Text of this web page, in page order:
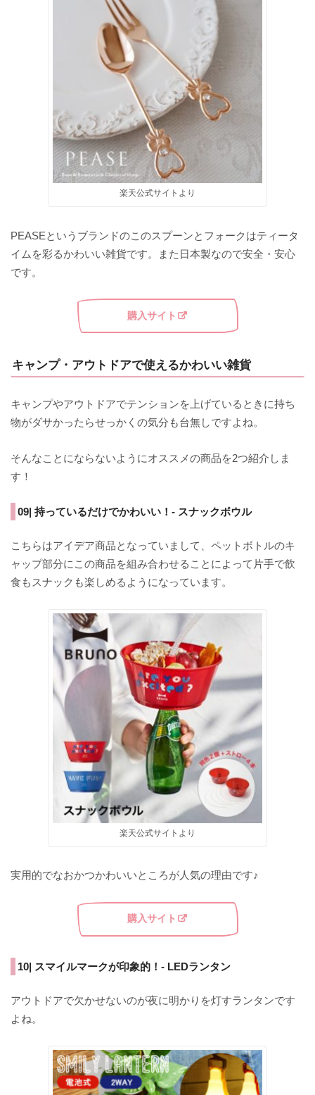
楽天公式サイトより
PEASEというブランドのこのスプーンとフォークはティータ
イムを彩るかわいい雑貨です。また日本製なので安全・安心
です。
購入サイト
キャンプ・アウトドアで使えるかわいい雑貨
キャンプやアウトドアでテンションを上げているときに持ち
物がダサかったらせっかくの気分も台無しですよね。
そんなことにならないようにオススメの商品を2つ紹介しま
す！
09| 持っているだけでかわいい！- スナックボウル
こちらはアイデア商品となっていまして、ペットボトルのキ
ャップ部分にこの商品を組み合わせることによって片手で飲
食もスナックも楽しめるようになっています。
楽天公式サイトより
実用的でなおかつかわいいところが人気の理由です♪
購入サイト
10| スマイルマークが印象的！- LEDランタン
アウトドアで欠かせないのが夜に明かりを灯すランタンです
よね。